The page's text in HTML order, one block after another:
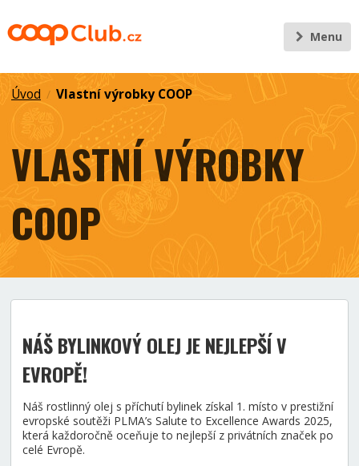
Menu
Úvod / Vlastní výrobky COOP
VLASTNÍ VÝROBKY
COOP
NÁŠ BYLINKOVÝ OLEJ JE NEJLEPŠÍ V
EVROPĚ!
Náš rostlinný olej s příchutí bylinek získal 1. místo v prestižní
evropské soutěži PLMA’s Salute to Excellence Awards 2025,
která každoročně oceňuje to nejlepší z privátních značek po
celé Evropě.